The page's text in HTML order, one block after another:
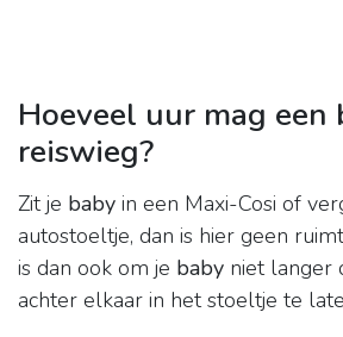
Hoeveel uur mag een
reiswieg?
Zit je baby in een Maxi-Cosi of
autostoeltje, dan is hier geen
is dan ook om je baby niet langer
achter elkaar in het stoeltje te